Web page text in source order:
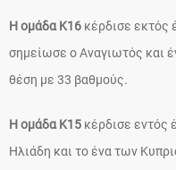
Η ομάδα Κ16 κέρδισε εκτός
σημείωσε ο Αναγιωτός και
θέση με 33 βαθμούς.
Η ομάδα Κ15 κέρδισε εντός
Ηλιάδη και το ένα των